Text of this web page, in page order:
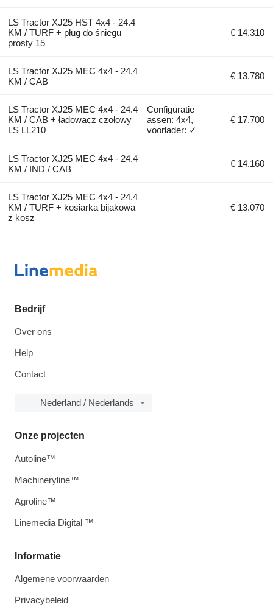
LS Tractor XJ25 HST 4x4 - 24.4
KM / TURF + pług do śniegu
prosty 15
€ 14.310
LS Tractor XJ25 MEC 4x4 - 24.4
KM / CAB
€ 13.780
LS Tractor XJ25 MEC 4x4 - 24.4
KM / CAB + ładowacz czołowy
LS LL210
Configuratie
assen: 4x4,
voorlader: ✓
€ 17.700
LS Tractor XJ25 MEC 4x4 - 24.4
KM / IND / CAB
€ 14.160
LS Tractor XJ25 MEC 4x4 - 24.4
KM / TURF + kosiarka bijakowa
z kosz
€ 13.070
Bedrijf
Over ons
Help
Contact
Nederland / Nederlands
Informatie
Algemene voorwaarden
Privacybeleid
Onze projecten
Autoline™
Machineryline™
Agroline™
Linemedia Digital ™